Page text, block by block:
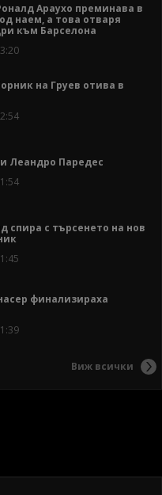
Араухо преминава в
наем, а това отваря
към Барселона
на Груев отива в
Леандро Паредес
спира с търсенето на нов
финализираха
Виж всички